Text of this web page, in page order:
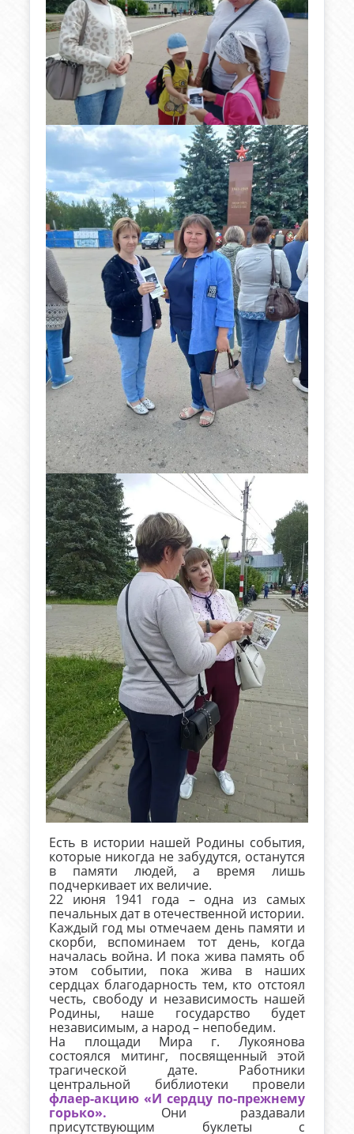
Есть в истории нашей Родины события,
которые никогда не забудутся, останутся
в памяти людей, а время лишь
подчеркивает их величие.
22 июня 1941 года – одна из самых
печальных дат в отечественной истории.
Каждый год мы отмечаем день памяти и
скорби, вспоминаем тот день, когда
началась война. И пока жива память об
этом событии, пока жива в наших
сердцах благодарность тем, кто отстоял
честь, свободу и независимость нашей
Родины, наше государство будет
независимым, а народ – непобедим.
На площади Мира г. Лукоянова
состоялся митинг, посвященный этой
трагической дате. Работники
центральной библиотеки провели
флаер-акцию «И сердцу по-прежнему
горько». Они раздавали
присутствующим буклеты с